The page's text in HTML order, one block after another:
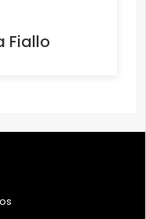
Fiallo